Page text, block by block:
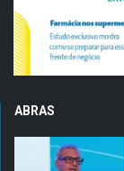
ABRAS